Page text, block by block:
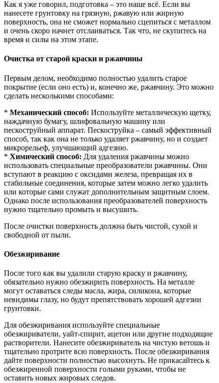
Как я уже говорил, подготовка – это наше всё. Если вы
нанесете грунтовку на грязную, ржавую или жирную
поверхность, она не сможет нормально сцепиться с металлом
и очень скоро начнет отслаиваться. Так что, не скупитесь на
время и силы на этом этапе.
Очистка от старой краски и ржавчины
Первым делом, необходимо полностью удалить старое
покрытие (если оно есть) и, конечно же, ржавчину. Это можно
сделать несколькими способами:
* Механический способ: Используйте металлическую щетку,
наждачную бумагу, шлифовальную машину или
пескоструйный аппарат. Пескоструйка – самый эффективный
способ, так как она не только удаляет ржавчину, но и создает
микрорельеф, улучшающий адгезию.
* Химический способ: Для удаления ржавчины можно
использовать специальные преобразователи ржавчины. Они
вступают в реакцию с оксидами железа, превращая их в
стабильные соединения, которые затем можно легко удалить
или которые сами служат дополнительным защитным слоем.
Однако после использования преобразователей поверхность
нужно тщательно промыть и высушить.
После очистки поверхность должна быть чистой, сухой и
свободной от пыли.
Обезжиривание
После того как вы удалили старую краску и ржавчину,
обязательно нужно обезжирить поверхность. На металле
могут оставаться следы масла, жира, силикона, которые
невидимы глазу, но будут препятствовать хорошей адгезии
грунтовки.
Для обезжиривания используйте специальные
обезжириватели, уайт-спирит, ацетон или другие подходящие
растворители. Нанесите обезжириватель на чистую ветошь и
тщательно протрите всю поверхность. После обезжиривания
дайте поверхности полностью высохнуть. Не прикасайтесь к
обезжиренной поверхности голыми руками, чтобы не
оставить новых жировых следов.